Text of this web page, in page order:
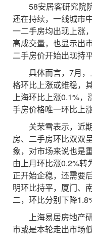
58安居客研究院院
还在持续，一线城市
一二手房均出现上涨
高成交量，也显示出
二手房价开始出现持
具体而言，7月，
格环比上涨或维稳，
上海环比上涨0.1%，
手房价格唯一环比上
关荣雪表示，近期
房、二手房环比双双
象，对市场来说也是
由上月环比涨0.2%转
正开始企稳，还需要
明环比持平，厦门、
二，环比分别下降
上海易居房地产研
市或是本轮走出市场